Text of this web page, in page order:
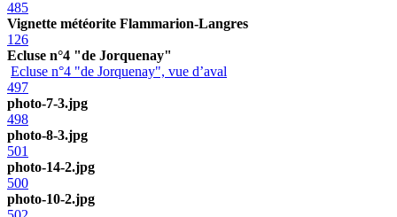
485
Vignette météorite Flammarion-Langres
126
Ecluse n°4 "de Jorquenay"
Ecluse n°4 "de Jorquenay", vue d’aval
497
photo-7-3.jpg
498
photo-8-3.jpg
501
photo-14-2.jpg
500
photo-10-2.jpg